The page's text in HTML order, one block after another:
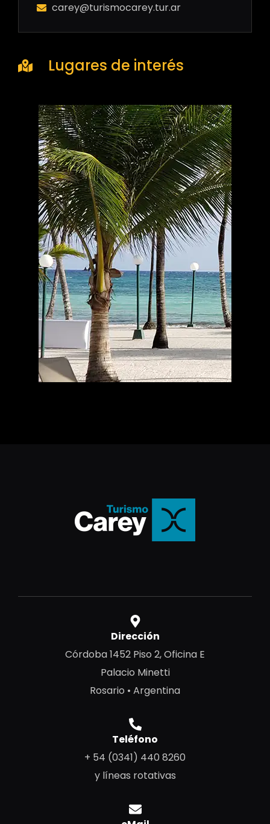
carey@turismocarey.tur.ar
Lugares de interés
Dirección
Córdoba 1452 Piso 2, Oficina E
Palacio Minetti
Rosario • Argentina
Teléfono
+ 54 (0341) 440 8260
y líneas rotativas